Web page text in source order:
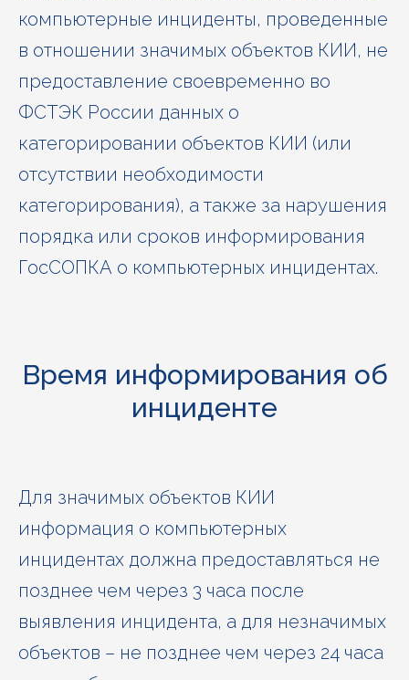
компьютерные инциденты, проведенные
в отношении значимых объектов КИИ, не
предоставление своевременно во
ФСТЭК России данных о
категорировании объектов КИИ (или
отсутствии необходимости
категорирования), а также за нарушения
порядка или сроков информирования
ГосСОПКА о компьютерных инцидентах.
Время информирования об
инциденте
Для значимых объектов КИИ
информация о компьютерных
инцидентах должна предоставляться не
позднее чем через 3 часа после
выявления инцидента, а для незначимых
объектов – не позднее чем через 24 часа